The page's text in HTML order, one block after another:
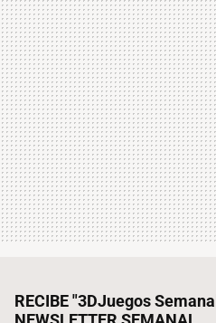
RECIBE "3DJuegos